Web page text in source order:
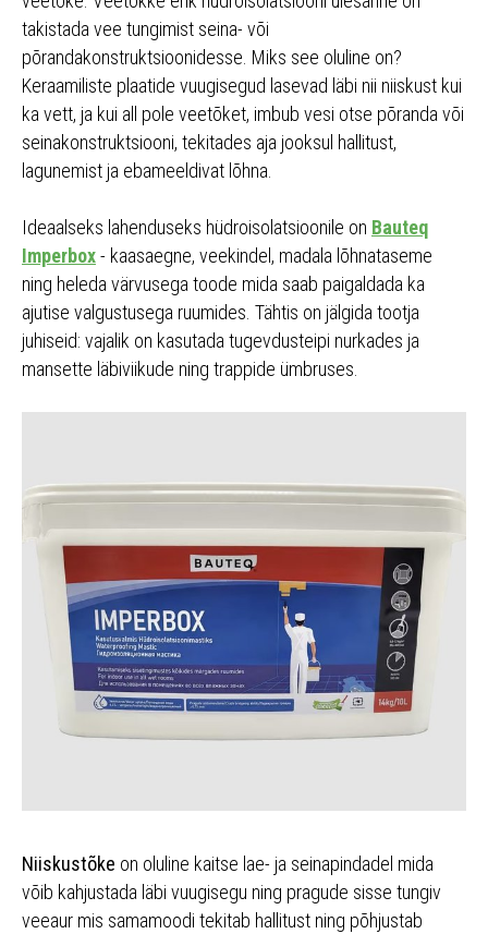
takistada vee tungimist seina- või
põrandakonstruktsioonidesse. Miks see oluline on?
Keraamiliste plaatide vuugisegud lasevad läbi nii niiskust kui
ka vett, ja kui all pole veetõket, imbub vesi otse põranda või
seinakonstruktsiooni, tekitades aja jooksul hallitust,
lagunemist ja ebameeldivat lõhna.
Ideaalseks lahenduseks hüdroisolatsioonile on Bauteq
Imperbox- kaasaegne, veekindel, madala lõhnataseme
ning heleda värvusega toode mida saab paigaldada ka
ajutise valgustusega ruumides. Tähtis on jälgida tootja
juhiseid: vajalik on kasutada tugevdusteipi nurkades ja
mansette läbiviikude ning trappide ümbruses.
Niiskustõke on oluline kaitse lae- ja seinapindadel mida
võib kahjustada läbi vuugisegu ning pragude sisse tungiv
veeaur mis samamoodi tekitab hallitust ning põhjustab